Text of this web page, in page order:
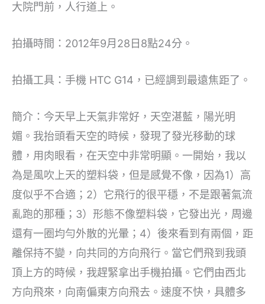
大院門前，人行道上。
拍攝時間：2012年9月28日8點24分。
拍攝工具：手機 HTC G14，已經調到最遠焦距了。
簡介：今天早上天氣非常好，天空湛藍，陽光明
媚。我抬頭看天空的時候，發現了發光移動的球
體，用肉眼看，在天空中非常明顯。一開始，我以
為是風吹上天的塑料袋，但是感覺不像，因為1）高
度似乎不合適；2）它飛行的很平穩，不是跟著氣流
亂跑的那種；3）形態不像塑料袋，它發出光，周邊
還有一圈均勻外散的光暈；4）後來看到有兩個，距
離保持不變，向共同的方向飛行。當它們飛到我頭
頂上方的時候，我趕緊拿出手機拍攝。它們由西北
方向飛來，向南偏東方向飛去。速度不快，具體多